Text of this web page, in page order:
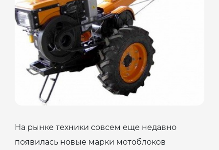
На рынке техники совсем еще недавно
появилась новые марки мотоблоков